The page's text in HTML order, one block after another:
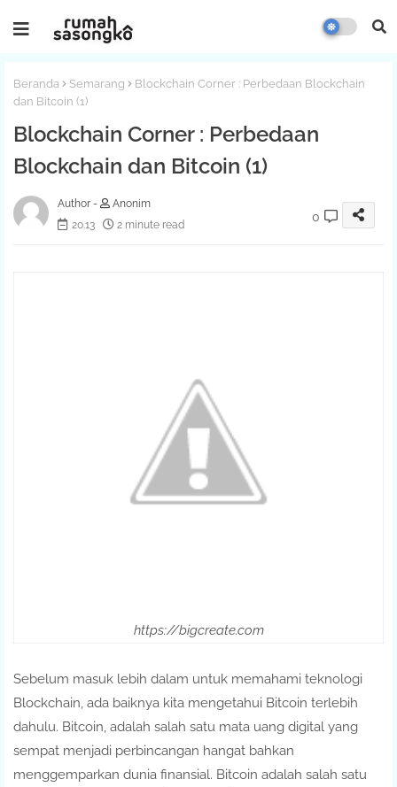
Beranda Semarang
Blockchain Corner : Perbedaan Blockchain
dan Bitcoin (1)
Blockchain Corner : Perbedaan
Blockchain dan Bitcoin (1)
Anonim
20.13
2 minute read
0
https://bigcreate.com
Sebelum masuk lebih dalam untuk memahami teknologi
Blockchain, ada baiknya kita mengetahui Bitcoin terlebih
dahulu. Bitcoin, adalah salah satu mata uang digital yang
sempat menjadi perbincangan hangat bahkan
menggemparkan dunia finansial. Bitcoin adalah salah satu